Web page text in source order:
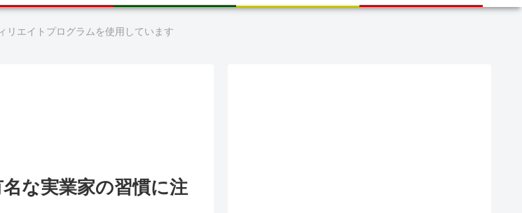
リエイトプログラムを使用しています
な実業家の習慣に注